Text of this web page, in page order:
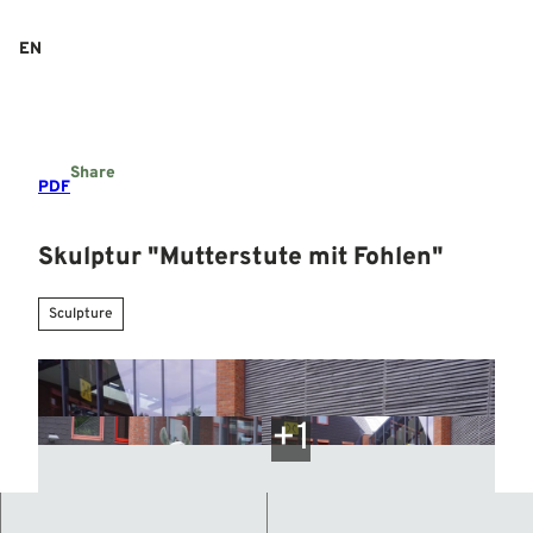
EN
PDF
Share
Skulptur "Mutterstute mit Fohlen"
Sculpture